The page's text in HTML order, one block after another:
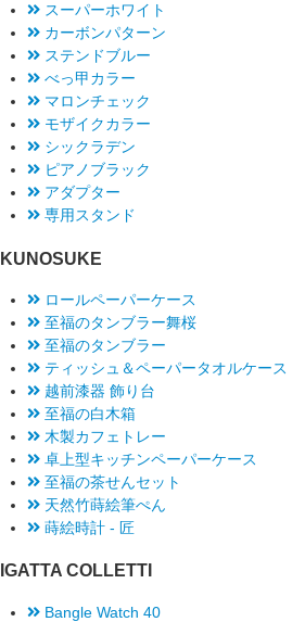
スーパーホワイト
カーボンパターン
ステンドブルー
べっ甲カラー
マロンチェック
モザイクカラー
シックラデン
ピアノブラック
アダプター
専用スタンド
KUNOSUKE
ロールペーパーケース
至福のタンブラー舞桜
至福のタンブラー
ティッシュ＆ペーパータオルケース
越前漆器 飾り台
至福の白木箱
木製カフェトレー
卓上型キッチンペーパーケース
至福の茶せんセット
天然竹蒔絵筆ぺん
蒔絵時計 - 匠
IGATTA COLLETTI
Bangle Watch 40